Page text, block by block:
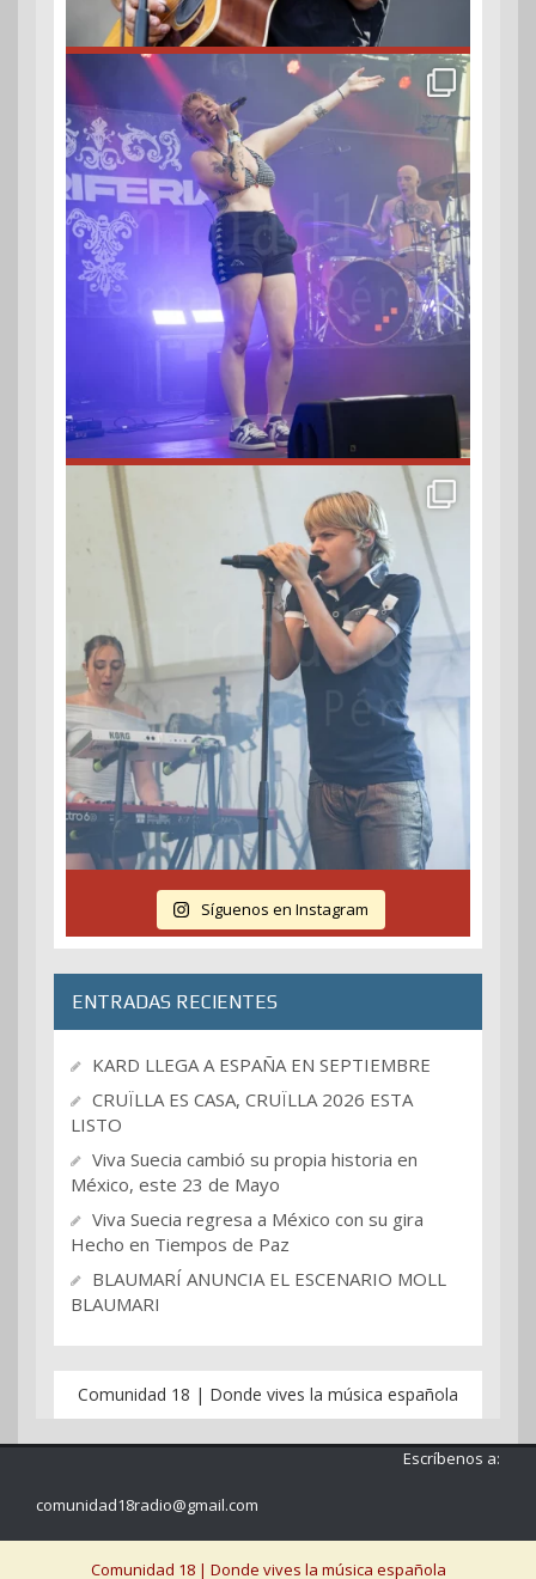
Síguenos en Instagram
ENTRADAS RECIENTES
KARD LLEGA A ESPAÑA EN SEPTIEMBRE
CRUÏLLA ES CASA, CRUÏLLA 2026 ESTA
LISTO
Viva Suecia cambió su propia historia en
México, este 23 de Mayo
Viva Suecia regresa a México con su gira
Hecho en Tiempos de Paz
BLAUMARÍ ANUNCIA EL ESCENARIO MOLL
BLAUMARI
Comunidad 18 | Donde vives la música española
Escríbenos a:
comunidad18radio@gmail.com
Comunidad 18 | Donde vives la música española